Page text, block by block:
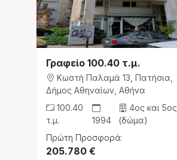
Γραφείο 100.40 τ.μ.
Κωστή Παλαμά 13, Πατήσια,
Δήμος Αθηναίων, Αθήνα
100.40
τ.μ.
1994
4ος και 5ος
(δώμα)
Πρώτη Προσφορά:
205.780 €